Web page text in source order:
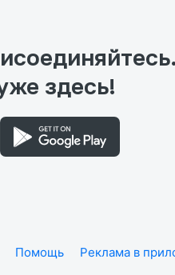
здесь!
Помощь Реклама в